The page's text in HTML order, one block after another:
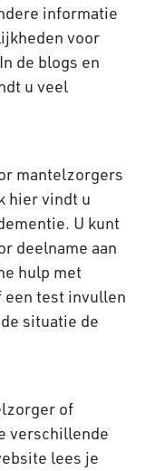
informatie
voor
de blogs en
u veel
mantelzorgers
hier vindt u
U kunt
deelname aan
hulp met
test invullen
situatie de
of
verschillende
lees je